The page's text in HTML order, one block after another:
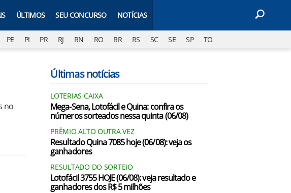
ÚLTIMOS SEU CONCURSO NOTÍCIAS
PE PI PR RJ RN RO RR RS SC SE SP TO
no
Últimas notícias
LOTERIAS CAIXA
Mega-Sena, Lotofácil e Quina: confira os
números sorteados nessa quinta (06/08)
PRÊMIO ALTO OUTRA VEZ
Resultado Quina 7085 hoje (06/08): veja os
ganhadores
RESULTADO DO SORTEIO
Lotofácil 3755 HOJE (06/08): veja resultado e
ganhadores dos R$ 5 milhões